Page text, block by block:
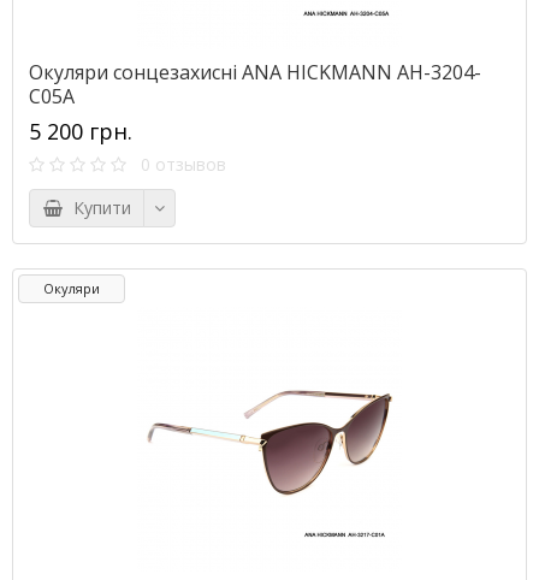
Окуляри сонцезахисні ANA HICKMANN AH-3204-
C05A
5 200 грн.
0 отзывов
Купити
Окуляри